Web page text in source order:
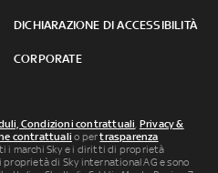
DICHIARAZIONE DI ACCESSIBILITÀ
CORPORATE
Condizioni contrattuali, Privacy &
contrattuali o pertrasparenza
i marchi Sky e i diritti di proprietà
di Sky international AG e sono